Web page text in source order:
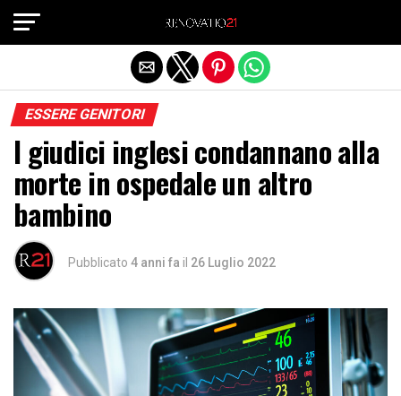
ESSERE GENITORI
I giudici inglesi condannano alla
morte in ospedale un altro
bambino
Pubblicato 4 anni fa il 26 Luglio 2022
Exit mobile version